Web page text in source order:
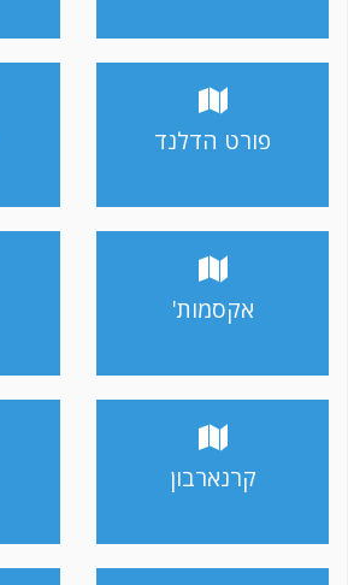
פורט הדלנד
אקסמות'
קרנארבון